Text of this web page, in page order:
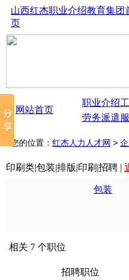
山西红杰职业介绍教育集团
页
山西太原红杰
网站首页
职业介绍
劳务派遣
您的位置： 红杰人力人才网 >
印刷类|包装|排版|印刷|招聘 |
包装
相关 7 个职位
招聘职位